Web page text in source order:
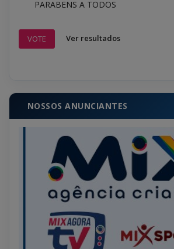
PARABENS A TODOS
VOTE Ver resultados
NOSSOS ANUNCIANTES